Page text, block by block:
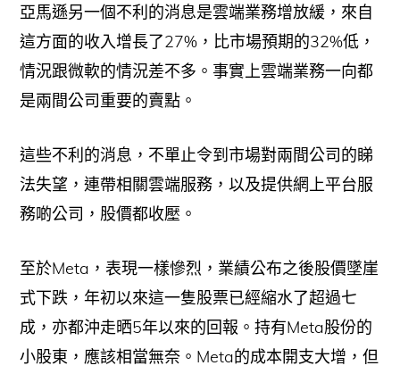
亞馬遜另一個不利的消息是雲端業務增放緩，來自
這方面的收入增長了27%，比市場預期的32%低，
情況跟微軟的情況差不多。事實上雲端業務一向都
是兩間公司重要的賣點。
這些不利的消息，不單止令到市場對兩間公司的睇
法失望，連帶相關雲端服務，以及提供網上平台服
務啲公司，股價都收壓。
至於Meta，表現一樣慘烈，業績公布之後股價墜崖
式下跌，年初以來這一隻股票已經縮水了超過七
成，亦都沖走晒5年以來的回報。持有Meta股份的
小股東，應該相當無奈。Meta的成本開支大增，但